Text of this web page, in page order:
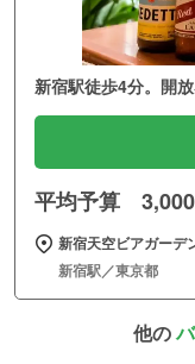
新宿駅徒歩4分。開
平均予算
新宿天空ビアガーデ
新宿駅／東京都
他の